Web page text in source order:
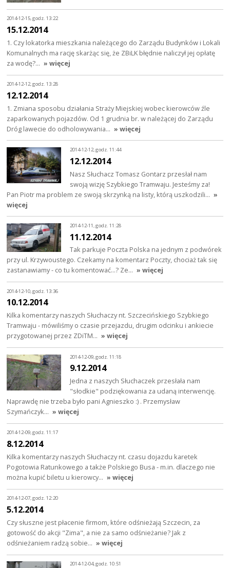
2014-12-15, godz. 13:22
15.12.2014
1. Czy lokatorka mieszkania należącego do Zarządu Budynków i Lokali
Komunalnych ma rację skarżąc się, że ZBiLK błędnie naliczył jej opłatę
za wodę?… » więcej
2014-12-12, godz. 13:28
12.12.2014
1. Zmiana sposobu działania Straży Miejskiej wobec kierowców źle
zaparkowanych pojazdów. Od 1 grudnia br. w należącej do Zarządu
Dróg lawecie do odholowywania… » więcej
2014-12-12, godz. 11:44
12.12.2014
Nasz Słuchacz Tomasz Gontarz przesłał nam
swoją wizję Szybkiego Tramwaju. Jesteśmy za!
Pan Piotr ma problem ze swoją skrzynką na listy, którą uszkodzili… »
więcej
2014-12-11, godz. 11:28
11.12.2014
Tak parkuje Poczta Polska na jednym z podwórek
przy ul. Krzywoustego. Czekamy na komentarz Poczty, chociaż tak się
zastanawiamy - co tu komentować...? Ze… » więcej
2014-12-10, godz. 13:36
10.12.2014
Kilka komentarzy naszych Słuchaczy nt. Szczecińskiego Szybkiego
Tramwaju - mówiliśmy o czasie przejazdu, drugim odcinku i ankiecie
przygotowanej przez ZDiTM… » więcej
2014-12-09, godz. 11:18
9.12.2014
Jedna z naszych Słuchaczek przesłała nam
"słodkie" podziękowania za udaną interwencję.
Naprawdę nie trzeba było pani Agnieszko :) . Przemysław
Szymańczyk… » więcej
2014-12-09, godz. 11:17
8.12.2014
Kilka komentarzy naszych Słuchaczy nt. czasu dojazdu karetek
Pogotowia Ratunkowego a także Polskiego Busa - m.in. dlaczego nie
można kupić biletu u kierowcy… » więcej
2014-12-07, godz. 12:20
5.12.2014
Czy słuszne jest płacenie firmom, które odśnieżają Szczecin, za
gotowość do akcji "Zima", a nie za samo odśnieżanie? Jak z
odśnieżaniem radzą sobie… » więcej
2014-12-04, godz. 10:51